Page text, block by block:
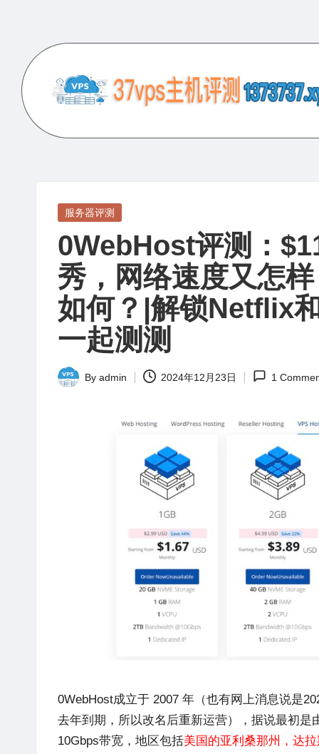
content
P
S
主
机
评
测
业
服
务
器
评
测
网
站
Posted
服务器评测
0WebHost评测：
秀，网络速度又怎
如何？|解锁Netflix
一起测测
Posted
By admin 2024年12月23日 1
0WebHost成立于 2007 年（也有网上消息说是
去年到期，所以改名后重新运营），据说最初是
10Gbps带宽，地区包括美国的亚利桑那州，达